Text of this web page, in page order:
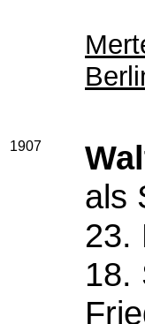
1907
als
23.
18.